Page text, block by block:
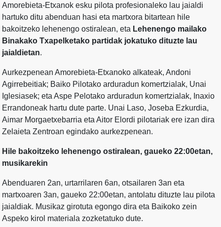
Amorebieta-Etxanok esku pilota profesionaleko lau jaialdi
hartuko ditu abenduan hasi eta martxora bitartean hile
bakoitzeko lehenengo ostiralean, eta Lehenengo mailako
Binakako Txapelketako partidak jokatuko dituzte lau
jaialdietan.
Aurkezpenean Amorebieta-Etxanoko alkateak, Andoni
Agirrebeitiak; Baiko Pilotako arduradun komertzialak, Unai
Iglesiasek; eta Aspe Pelotako arduradun komertzialak, Inaxio
Errandoneak hartu dute parte. Unai Laso, Joseba Ezkurdia,
Aimar Morgaetxebarria eta Aitor Elordi pilotariak ere izan dira
Zelaieta Zentroan egindako aurkezpenean.
Hile bakoitzeko lehenengo ostiralean, gaueko 22:00etan,
musikarekin
Abenduaren 2an, urtarrilaren 6an, otsailaren 3an eta
martxoaren 3an, gaueko 22:00etan, antolatu dituzte lau pilota
jaialdiak. Musikaz girotuta egongo dira eta Baikoko zein
Aspeko kirol materiala zozketatuko dute.